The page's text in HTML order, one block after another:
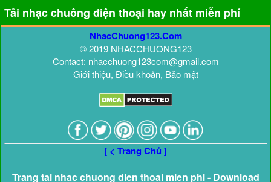
Tải nhạc chuông điện thoại hay nhất miễn phí
NhacChuong123.Com
© 2019 NHACCHUONG123
Contact: nhacchuong123com@gmail.com
Giới thiệu, Điều khoản, Bảo mật
[ < Trang Chủ ]
Trang tai nhac chuong dien thoai mien phi - Download